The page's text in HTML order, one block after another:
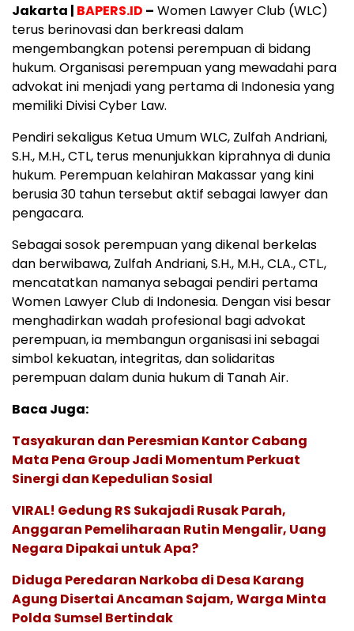
Jakarta | BAPERS.ID – Women Lawyer Club (WLC)
terus berinovasi dan berkreasi dalam
mengembangkan potensi perempuan di bidang
hukum. Organisasi perempuan yang mewadahi para
advokat ini menjadi yang pertama di Indonesia yang
memiliki Divisi Cyber Law.
Pendiri sekaligus Ketua Umum WLC, Zulfah Andriani,
S.H., M.H., CTL, terus menunjukkan kiprahnya di dunia
hukum. Perempuan kelahiran Makassar yang kini
berusia 30 tahun tersebut aktif sebagai lawyer dan
pengacara.
Sebagai sosok perempuan yang dikenal berkelas
dan berwibawa, Zulfah Andriani, S.H., M.H., CLA., CTL.,
mencatatkan namanya sebagai pendiri pertama
Women Lawyer Club di Indonesia. Dengan visi besar
menghadirkan wadah profesional bagi advokat
perempuan, ia membangun organisasi ini sebagai
simbol kekuatan, integritas, dan solidaritas
perempuan dalam dunia hukum di Tanah Air.
Baca Juga:
Tasyakuran dan Peresmian Kantor Cabang
Mata Pena Group Jadi Momentum Perkuat
Sinergi dan Kepedulian Sosial
VIRAL! Gedung RS Sukajadi Rusak Parah,
Anggaran Pemeliharaan Rutin Mengalir, Uang
Negara Dipakai untuk Apa?
Diduga Peredaran Narkoba di Desa Karang
Agung Disertai Ancaman Sajam, Warga Minta
Polda Sumsel Bertindak